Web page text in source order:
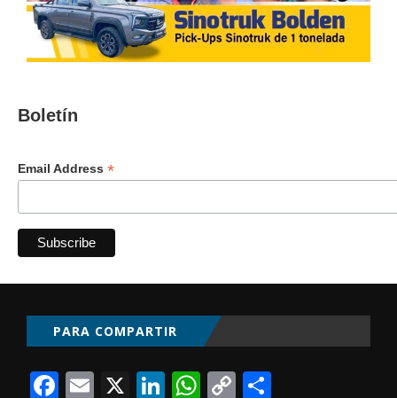
Boletín
Email Address *
PARA COMPARTIR
Facebook
Email
X LinkedIn
WhatsApp
Copy